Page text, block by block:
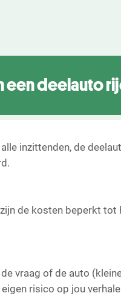
een deelauto
inzittenden, de
de kosten beperkt tot
vraag of de auto
risico op jou